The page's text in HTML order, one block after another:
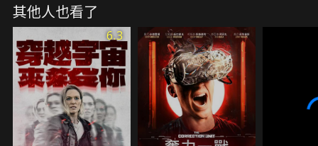
心理學家、人類學家、勘測員與生物學家，她們要解
開此地的驚悚秘密。
其他人也看了
6.3